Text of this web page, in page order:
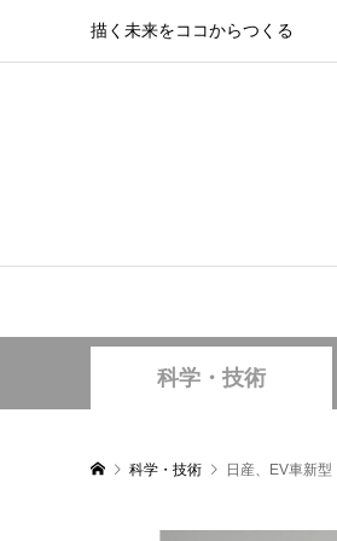
描く未来をココからつくる
科学・技術
科学・技術 日産、EV車新